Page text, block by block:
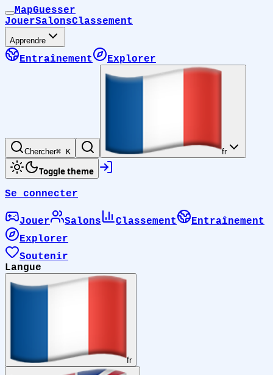
MapGuesser
JouerSalonsClassement
Apprendre
Entraînement Explorer
Chercher⌘ K fr
Toggle theme
Se connecter
Jouer Salons Classement
Entraînement
Explorer
Soutenir
Langue
fr